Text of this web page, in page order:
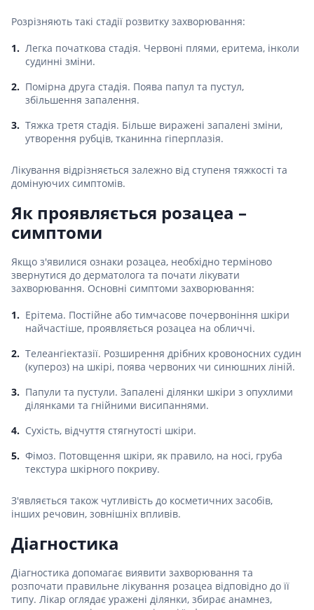
Розрізняють такі стадії розвитку захворювання:
Легка початкова стадія. Червоні плями, еритема, інколи
судинні зміни.
Помірна друга стадія. Поява папул та пустул,
збільшення запалення.
Тяжка третя стадія. Більше виражені запалені зміни,
утворення рубців, тканинна гіперплазія.
Лікування відрізняється залежно від ступеня тяжкості та
домінуючих симптомів.
Як проявляється розацеа –
симптоми
Якщо з'явилися ознаки розацеа, необхідно терміново
звернутися до дерматолога та почати лікувати
захворювання. Основні симптоми захворювання:
Ерітема. Постійне або тимчасове почервоніння шкіри
найчастіше, проявляється розацеа на обличчі.
Телеангіектазії. Розширення дрібних кровоносних судин
(купероз) на шкірі, поява червоних чи синюшних ліній.
Папули та пустули. Запалені ділянки шкіри з опухлими
ділянками та гнійними висипаннями.
Сухість, відчуття стягнутості шкіри.
Фімоз. Потовщення шкіри, як правило, на носі, груба
текстура шкірного покриву.
З'являється також чутливість до косметичних засобів,
інших речовин, зовнішніх впливів.
Діагностика
Діагностика допомагає виявити захворювання та
розпочати правильне лікування розацеа відповідно до її
типу. Лікар оглядає уражені ділянки, збирає анамнез,